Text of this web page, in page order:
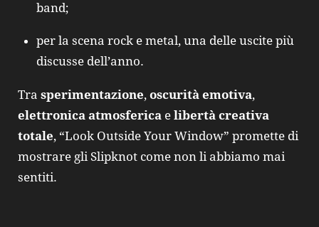
band;
per la scena rock e metal, una delle uscite più
discusse dell’anno.
Tra sperimentazione, oscurità emotiva,
elettronica atmosferica e libertà creativa
totale, “Look Outside Your Window” promette di
mostrare gli Slipknot come non li abbiamo mai
sentiti.